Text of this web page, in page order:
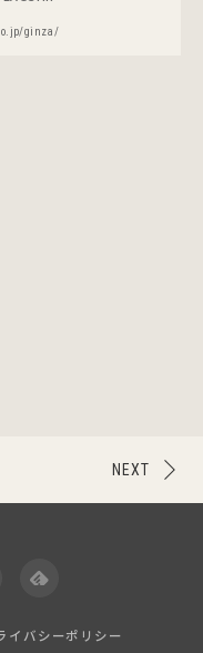
ginza/
NEXT
イバシーポリシー